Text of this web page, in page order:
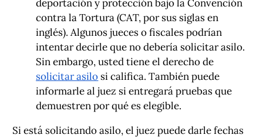
deportación y protección bajo la Convención
contra la Tortura (CAT, por sus siglas en
inglés). Algunos jueces o fiscales podrían
intentar decirle que no debería solicitar asilo.
Sin embargo, usted tiene el derecho de
solicitar asilo si califica. También puede
informarle al juez si entregará pruebas que
demuestren por qué es elegible.
Si está solicitando asilo, el juez puede darle fechas